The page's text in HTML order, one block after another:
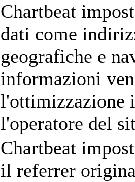
Chartbeat
dati come
geografiche e
informazioni
l'ottimizzazione
l'operatore del
Chartbeat
il referrer